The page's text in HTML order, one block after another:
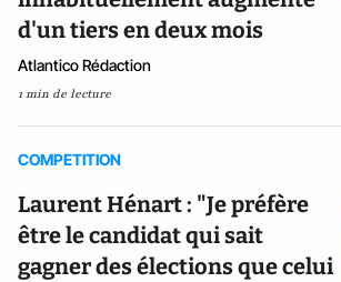
d'un tiers en deux mois
Atlantico Rédaction
1 min de lecture
COMPETITION
Laurent Hénart : "Je préfère
être le candidat qui sait
gagner des élections que celui